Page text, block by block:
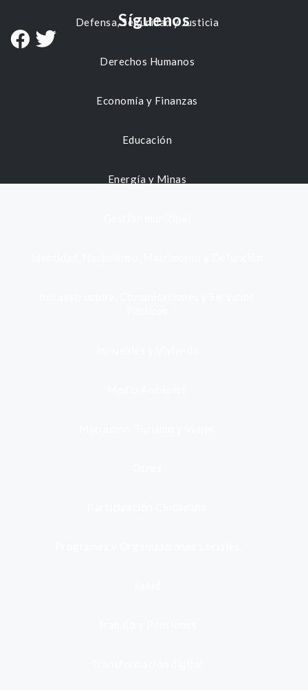
Defensa, Seguridad y Justicia
Derechos Humanos
Economía y Finanzas
Educación
Energía y Minas
Síguenos